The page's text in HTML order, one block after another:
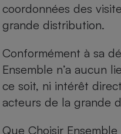
coordonnées des
grande distribution.
Conformément à sa
Ensemble n’a aucun
ce soit, ni intérêt
acteurs de la grande
Que Choisir